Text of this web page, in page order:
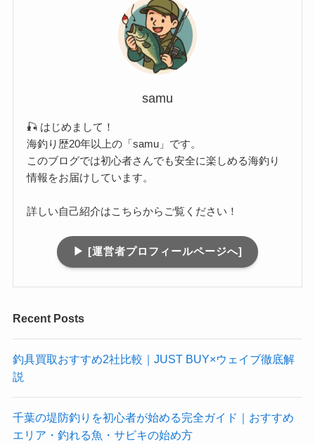
samu
🎣 はじめまして！
海釣り歴20年以上の「samu」です。
このブログでは初心者さんでも安全に楽しめる海釣り
情報をお届けしています。
詳しい自己紹介はこちらからご覧ください！
▶︎ [運営者プロフィールページへ]
Recent Posts
釣具買取おすすめ2社比較｜JUST BUY×ウェイブ徹底解
説
千葉の堤防釣りを初心者が始める完全ガイド｜おすすめ
エリア・釣れる魚・サビキの始め方